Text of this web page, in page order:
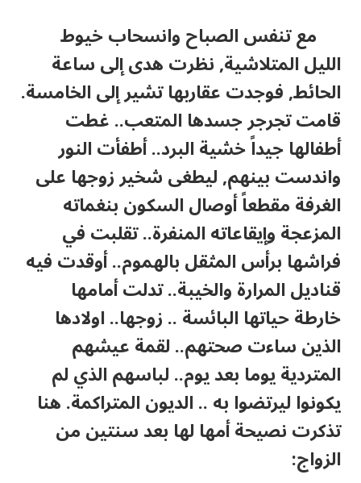
مع تنفس الصباح وانسحاب خيوط
الليل المتلاشية, نظرت هدى إلى ساعة
الحائط, فوجدت عقاربها تشير إلى الخامسة.
قامت تجرجر جسدها المتعب.. غطت
أطفالها جيداً خشية البرد.. أطفأت النور
واندست بينهم, ليطغى شخير زوجها على
الغرفة مقطعاً أوصال السكون بنغماته
المزعجة وإيقاعاته المنفرة.. تقلبت في
فراشها برأس المثقل بالهموم.. أوقدت فيه
قناديل المرارة والخيبة.. تدلت أمامها
خارطة حياتها البائسة .. زوجها.. اولادها
الذين ساءت صحتهم.. لقمة عيشهم
المتردية يوما بعد يوم.. لباسهم الذي لم
يكونوا ليرتضوا به .. الديون المتراكمة. هنا
تذكرت نصيحة أمها لها بعد سنتين من
الزواج: